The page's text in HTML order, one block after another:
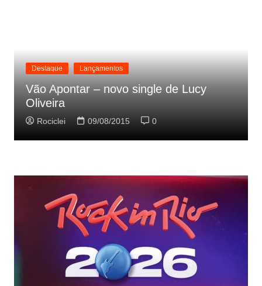
Destaque Lançamentos
Vão Apontar – novo single de Lucy
Oliveira
Rociclei 09/08/2015 0